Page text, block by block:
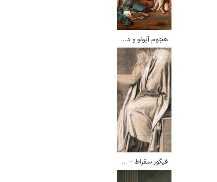
رامبرانت
پیر آگوست رنوآر
هجوم آپولو و دایانا به فرزندان نیوب – ژاک لویی داوید
فیگور سقراط – ژاک لویی داوید